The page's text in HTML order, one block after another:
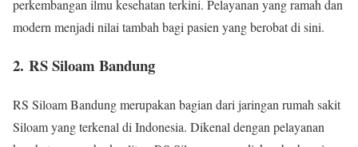
perkembangan ilmu kesehatan terkini. Pelayanan yang ramah dan
modern menjadi nilai tambah bagi pasien yang berobat di sini.
2. RS Siloam Bandung
RS Siloam Bandung merupakan bagian dari jaringan rumah sakit
Siloam yang terkenal di Indonesia. Dikenal dengan pelayanan